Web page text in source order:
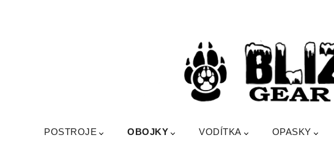
POSTROJE OBOJKY VODÍTKA OPASKY